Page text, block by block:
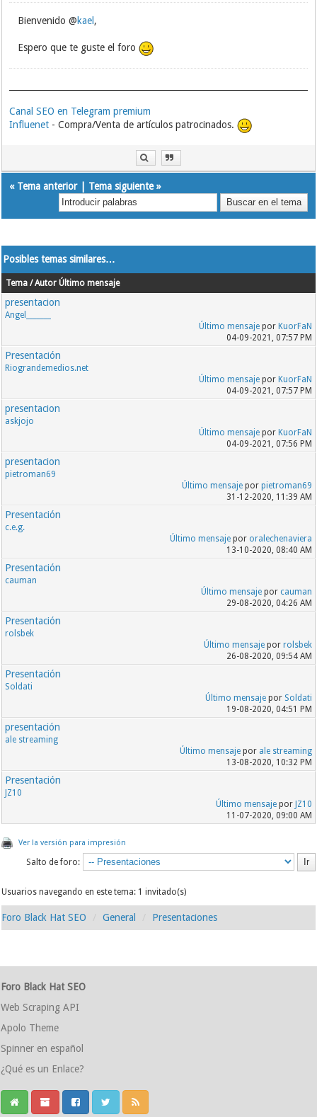
Bienvenido @kael ,
Espero que te guste el foro
Canal SEO en Telegram premium
Influenet - Compra/Venta de artículos patrocinados.
« Tema anterior| Tema siguiente»
Posibles temas similares…
Tema / Autor Último mensaje
presentacion
Angel_______
Último mensajepor KuorFaN
04-09-2021, 07:57 PM
Presentación
Riograndemedios.net
Último mensajepor KuorFaN
04-09-2021, 07:57 PM
presentacion
askjojo
Último mensajepor KuorFaN
04-09-2021, 07:56 PM
presentacion
pietroman69
Último mensajepor pietroman69
31-12-2020, 11:39 AM
Presentación
c.e.g.
Último mensajepor oralechenaviera
13-10-2020, 08:40 AM
Presentación
cauman
Último mensajepor cauman
29-08-2020, 04:26 AM
Presentación
rolsbek
Último mensajepor rolsbek
26-08-2020, 09:54 AM
Presentación
Soldati
Último mensajepor Soldati
19-08-2020, 04:51 PM
presentación
ale streaming
Último mensajepor ale streaming
13-08-2020, 10:32 PM
Presentación
JZ10
Último mensajepor JZ10
11-07-2020, 09:00 AM
Ver la versión para impresión
Salto de foro:
Usuarios navegando en este tema: 1 invitado(s)
Foro Black Hat SEO General Presentaciones
Foro Black Hat SEO
Web Scraping API
Apolo Theme
Spinner en español
¿Qué es un Enlace?